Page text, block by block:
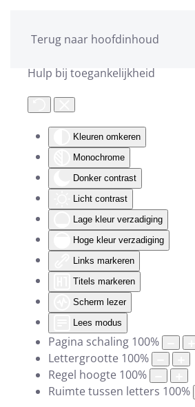
Hulp bij toegankelijkheid
Kleuren omkeren
Monochrome
Donker contrast
Licht contrast
Lage kleur verzadiging
Hoge kleur verzadiging
Links markeren
Titels markeren
Scherm lezer
Lees modus
Pagina schaling 100%
Lettergrootte 100%
Regel hoogte 100%
Ruimte tussen letters 100%
Terug naar hoofdinhoud